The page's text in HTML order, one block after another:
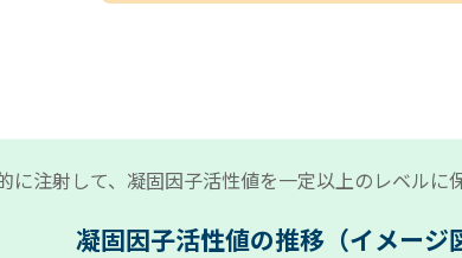
に注射して、凝固因子活性値を一定以上のレベルに
凝固因子活性値の推移 （イメージ